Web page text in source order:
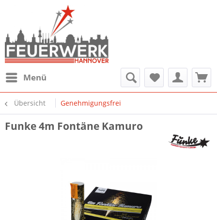
Menü
Übersicht Genehmigungsfrei
Funke 4m Fontäne Kamuro